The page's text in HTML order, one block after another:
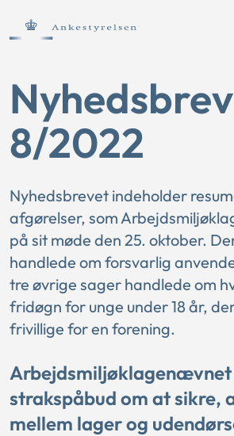
Nyhedsbrev
8/2022
Nyhedsbrevet indeholder
afgørelser, som
på sit møde den 25. oktober.
handlede om forsvarlig
tre øvrige sager handlede om
fridøgn for unge under 18 år,
frivillige for en forening.
strakspåbud om at sikre,
mellem lager og